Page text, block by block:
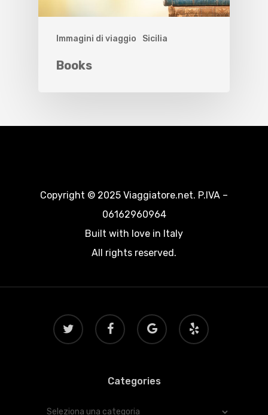
Immagini di viaggio Sicilia
Books
Copyright © 2025 Viaggiatore.net. P.IVA –
06162960964
Built with love in Italy
All rights reserved.
twitter facebook
google-
plus
yelp
Categories
Categories